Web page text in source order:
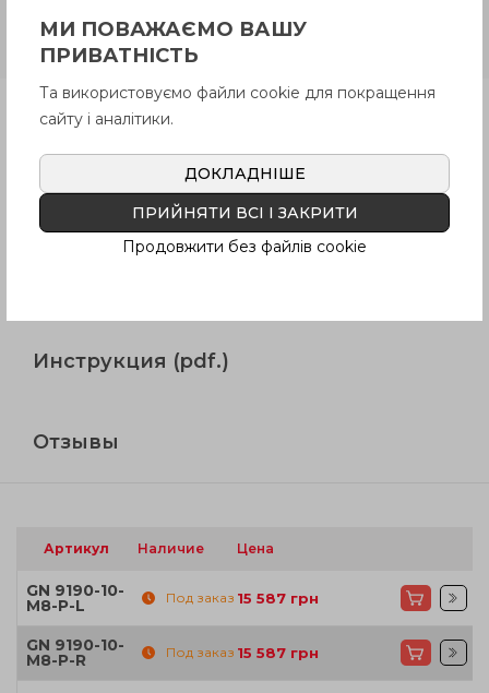
дюропласт, с призматической
зажимной вилкой
Продукция
Описание
Инструкция (pdf.)
Отзывы
Артикул Наличие Цена
GN 9190-10-
M8-P-L Под заказ 15 587 грн
GN 9190-10-
M8-P-R Под заказ 15 587 грн
МИ ПОВАЖАЄМО ВАШУ
ПРИВАТНІСТЬ
Та використовуємо файли cookie для покращення
сайту і аналітики.
ДОКЛАДНІШЕ
ПРИЙНЯТИ ВСІ І ЗАКРИТИ
Продовжити без файлів cookie